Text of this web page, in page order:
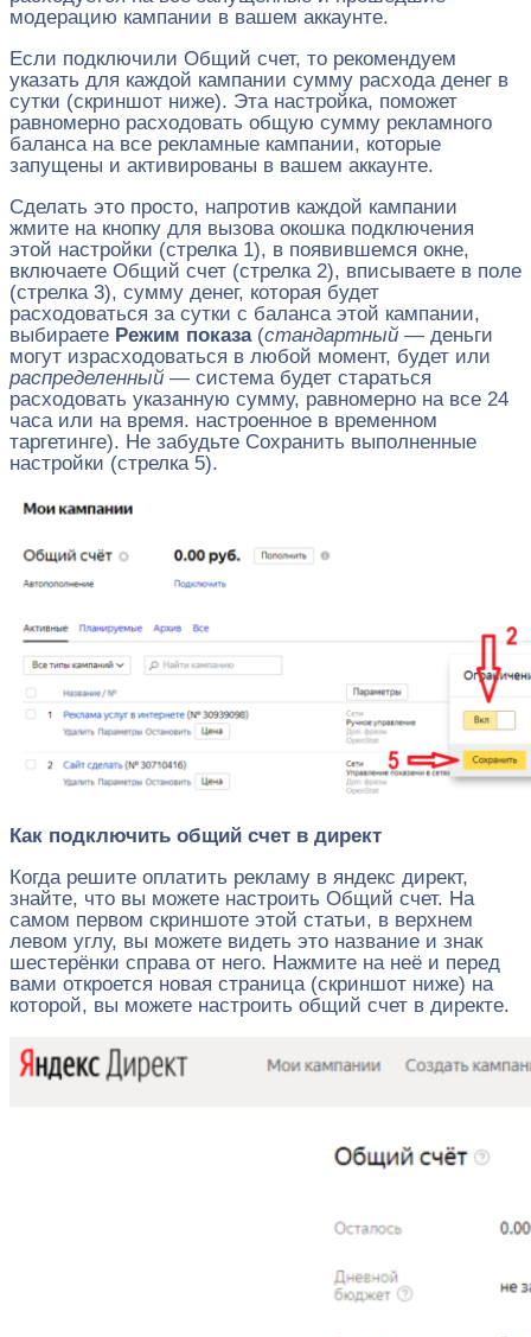
модерацию кампании в вашем аккаунте.
Если подключили Общий счет, то рекомендуем
указать для каждой кампании сумму расхода денег в
сутки (скриншот ниже). Эта настройка, поможет
равномерно расходовать общую сумму рекламного
баланса на все рекламные кампании, которые
запущены и активированы в вашем аккаунте.
Сделать это просто, напротив каждой кампании
жмите на кнопку для вызова окошка подключения
этой настройки (стрелка 1), в появившемся окне,
включаете Общий счет (стрелка 2), вписываете в поле
(стрелка 3), сумму денег, которая будет
расходоваться за сутки с баланса этой кампании,
выбираете Режим показа(стандартный — деньги
могут израсходоваться в любой момент, будет или
распределенный — система будет стараться
расходовать указанную сумму, равномерно на все 24
часа или на время. настроенное в временном
таргетинге). Не забудьте Сохранить выполненные
настройки (стрелка 5).
Как подключить общий счет в директ
Когда решите оплатить рекламу в яндекс директ,
знайте, что вы можете настроить Общий счет. На
самом первом скриншоте этой статьи, в верхнем
левом углу, вы можете видеть это название и знак
шестерёнки справа от него. Нажмите на неё и перед
вами откроется новая страница (скриншот ниже) на
которой, вы можете настроить общий счет в директе.